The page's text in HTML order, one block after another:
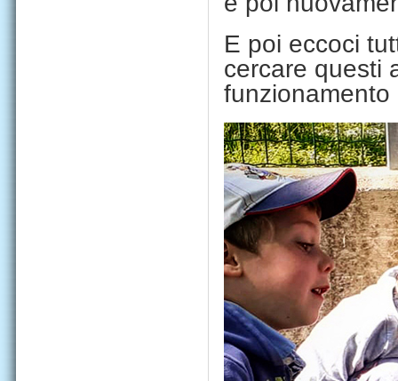
E poi eccoci
cercare questi
funzionamento